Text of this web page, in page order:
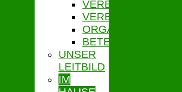
ORGANIGRAMM
BETEILIGUNGEN
UNSER
LEITBILD
IM